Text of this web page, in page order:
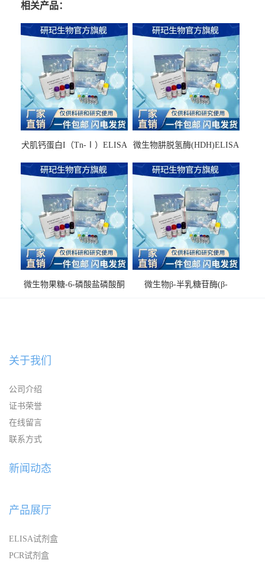
相关产品：
犬肌钙蛋白I（Tn-Ⅰ）ELISA
微生物肼脱氢酶(HDH)ELISA
微生物果糖-6-磷酸盐磷酸酮
微生物β-半乳糖苷酶(β-
关于我们
公司介绍
证书荣誉
在线留言
联系方式
新闻动态
产品展厅
ELISA试剂盒
PCR试剂盒